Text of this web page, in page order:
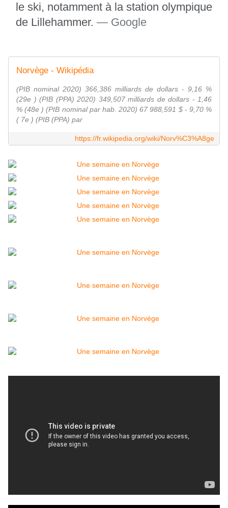
le ski, notamment à la station olympique
de Lillehammer. ― Google
Norvège - Wikipédia
(PIB nominal 2020) 366,386 milliards de dollars - 9,16 %
(29e ) (PIB (PPA) 2020) 349,507 milliards de dollars - 1,46
% (48e ) (PIB nominal par hab. 2020) 67 988,591 $ - 9,70 %
( 7e ) (PIB (PPA) par
https://fr.wikipedia.org/wiki/Norv%C3%A8ge